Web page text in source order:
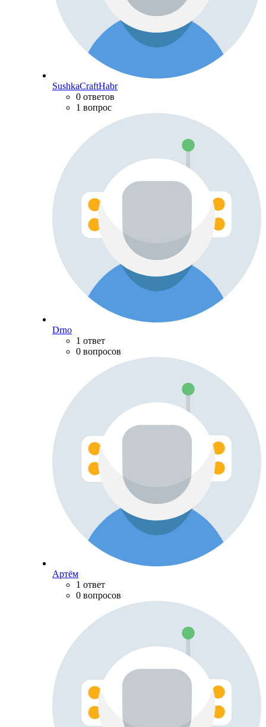
SushkaCraftHabr
0 ответов
1 вопрос
Drno
1 ответ
0 вопросов
Артём
1 ответ
0 вопросов